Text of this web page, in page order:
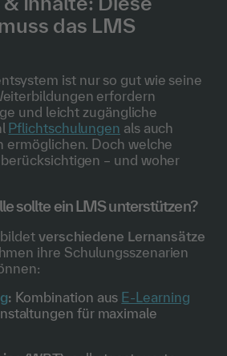
das LMS
ist nur so gut wie seine
erfordern
und leicht zugängliche
Pflichtschulungen als auch
ermöglichen. Doch welche
– und woher
sollte ein LMS unterstützen?
verschiedene Lernansätze
ihre Schulungsszenarien
: Kombination aus E-Learning
für maximale